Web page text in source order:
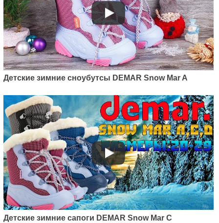
Детские зимние сноубутсы DEMAR Snow Mar A
Детские зимние сапоги DEMAR Snow Mar C